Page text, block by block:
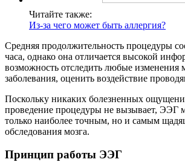
Читайте также:
Из-за чего может быть аллергия?
Средняя продолжительность процедуры
часа, однако она отличается высокой
возможность отследить любые изменения
заболевания, оценить воздействие
Поскольку никаких болезненных
проведение процедуры не вызывает, ЭЭГ
только наиболее точным, но и самым
обследования мозга.
Принцип работы ЭЭГ